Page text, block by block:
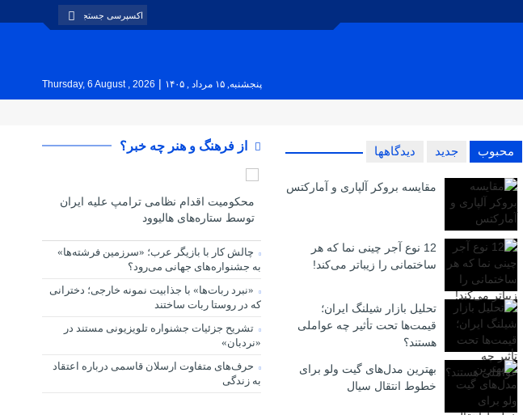
پنجشنبه, ۱۵ مرداد , ۱۴۰۵ |
Thursday, 6 August , 2026
محبوب جدید دیدگاهها
مقایسه بروکر آلپاری و آمارکتس
12 نوع آجر چینی نما که هر
ساختمانی را زیباتر می‌کند!
تحلیل بازار شیلنگ ایران؛
قیمت‌ها تحت تأثیر چه عواملی
هستند؟
بهترین مدل‌های گیت ولو برای
خطوط انتقال سیال
از فرهنگ و هنر چه خبر؟
محکومیت اقدام نظامی ترامپ علیه ایران
توسط ستاره‌های هالیوود
چالش کار با بازیگر عرب؛ «سرزمین فرشته‌ها»
به جشنواره‌های جهانی می‌رود؟
«نبرد ربات‌ها» با جذابیت نمونه خارجی؛ دخترانی
که در روستا ربات ساختند
تشریح جزئیات جشنواره‌ تلویزیونی مستند در
«نردبان»
حرف‌های متفاوت ارسلان قاسمی درباره اعتقاد
به زندگی